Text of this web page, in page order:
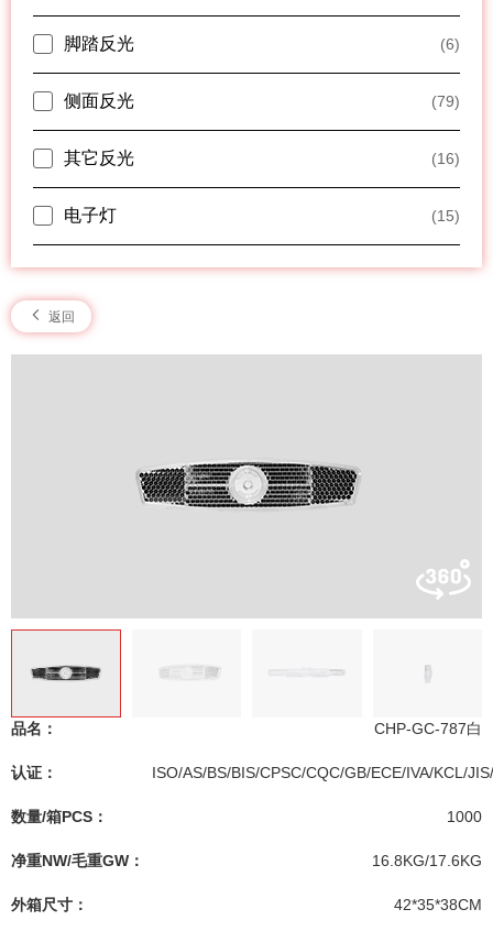
脚踏反光 (6)
侧面反光 (79)
其它反光 (16)
电子灯 (15)
返回
品名： CHP-GC-787白
认证： ISO/AS/BS/BIS/CPSC/CQC/GB/ECE/IVA/KCL/
数量/箱PCS： 1000
净重NW/毛重GW： 16.8KG/17.6KG
外箱尺寸： 42*35*38CM